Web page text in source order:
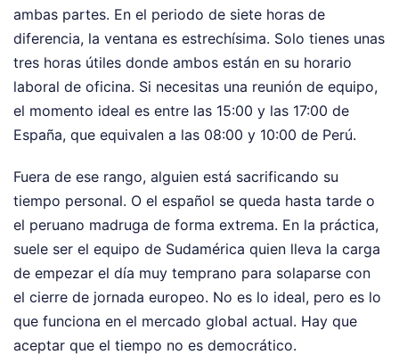
ambas partes. En el periodo de siete horas de
diferencia, la ventana es estrechísima. Solo tienes unas
tres horas útiles donde ambos están en su horario
laboral de oficina. Si necesitas una reunión de equipo,
el momento ideal es entre las 15:00 y las 17:00 de
España, que equivalen a las 08:00 y 10:00 de Perú.
Fuera de ese rango, alguien está sacrificando su
tiempo personal. O el español se queda hasta tarde o
el peruano madruga de forma extrema. En la práctica,
suele ser el equipo de Sudamérica quien lleva la carga
de empezar el día muy temprano para solaparse con
el cierre de jornada europeo. No es lo ideal, pero es lo
que funciona en el mercado global actual. Hay que
aceptar que el tiempo no es democrático.